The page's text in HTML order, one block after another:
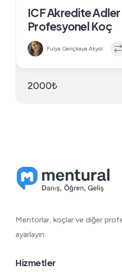
ICF Akredite
Profesyonel Koç
Fulya Gençkaya Akyol
2000₺
Mentorlar, koçlar ve diğer
ayarlayın.
Hizmetler